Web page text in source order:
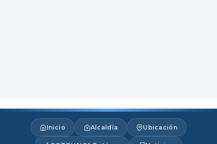
Inicio Alcaldía Ubicación